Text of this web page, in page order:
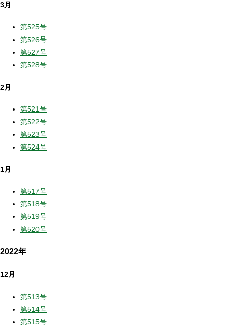
3月
第525号
第526号
第527号
第528号
2月
第521号
第522号
第523号
第524号
1月
第517号
第518号
第519号
第520号
2022年
12月
第513号
第514号
第515号